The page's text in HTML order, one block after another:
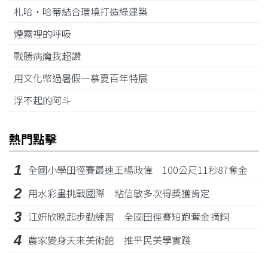
札哈‧哈蒂結合環境打造綠建築
煙霧裡的呼吸
戰勝病魔我超讚
用文化幣過暑假─慕夏百年特展
浮不起的阿斗
熱門點擊
1 全國小學田徑賽最速王楊政偉 100公尺11秒87奪金
2 用水彩畫挑戰國際 粘信敏多次得獎獲肯定
3 江姸欣晚起步勤練習 全國田徑賽短跑奪金摘銅
4 農家變身天來美術館 推平民美學實踐